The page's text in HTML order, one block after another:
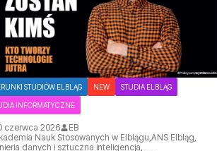
STUDIÓW ELBLĄG NEW STUDIA ELBLĄG
INFORMATYCZNE
czerwca 2026
EB
Nauk Stosowanych w Elblągu,ANS Elbląg,
danych i sztuczna inteligencja,